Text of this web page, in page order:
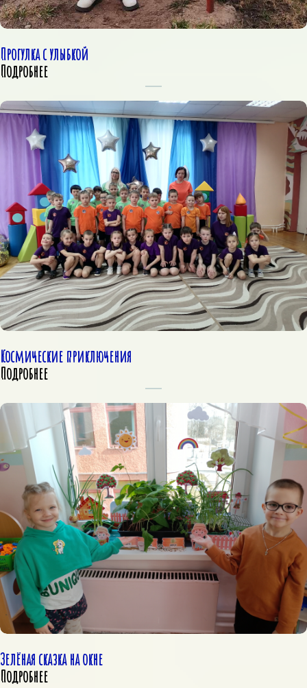
Прогулка с улыбкой
Подробнее
Космические приключения
Подробнее
Зелёная сказка на окне
Подробнее